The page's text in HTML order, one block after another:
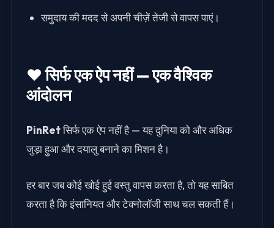
समुदाय की मदद से अपनी चीज़ें तेजी से वापस पाएं।
❤️ सिर्फ एक ऐप नहीं — एक वैश्विक
आंदोलन
PinRetसिर्फ एक ऐप नहीं है — यह दुनिया को और अधिक
जुड़ा हुआ और दयालु बनाने का मिशन है।
हर बार जब कोई खोई हुई वस्तु वापस करता है, तो यह साबित
करता है कि इंसानियत और टेक्नोलॉजी साथ चल सकती हैं।